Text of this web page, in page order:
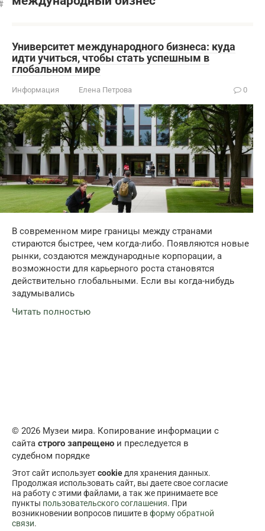
Университет международного бизнеса: куда
идти учиться, чтобы стать успешным в
глобальном мире
Информация Елена Петрова 0
В современном мире границы между странами
стираются быстрее, чем когда-либо. Появляются новые
рынки, создаются международные корпорации, а
возможности для карьерного роста становятся
действительно глобальными. Если вы когда-нибудь
задумывались
Читать полностью
© 2026 Музеи мира. Копирование информации с
сайта строго запрещено и преследуется в
судебном порядке
Этот сайт используетcookieдля хранения данных.
Продолжая использовать сайт, вы даете свое согласие
на работу с этими файлами, а так же принимаете все
пункты пользовательского соглашения. При
возникновении вопросов пишите вформу обратной
связи.